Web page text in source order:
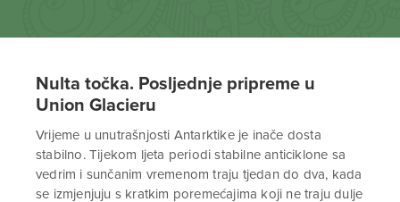
Nulta točka. Posljednje pripreme u
Union Glacieru
Vrijeme u unutrašnjosti Antarktike je inače dosta
stabilno. Tijekom ljeta periodi stabilne anticiklone sa
vedrim i sunčanim vremenom traju tjedan do dva, kada
se izmjenjuju s kratkim poremećajima koji ne traju dulje